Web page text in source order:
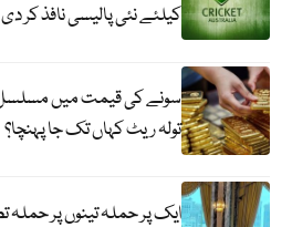
کیلئے نئی پالیسی نافذ کر دی
سونے کی قیمت میں مسلسل
تولہ ریٹ کہاں تک جا پہنچا؟
ایک پر حملہ تینوں پر حملہ